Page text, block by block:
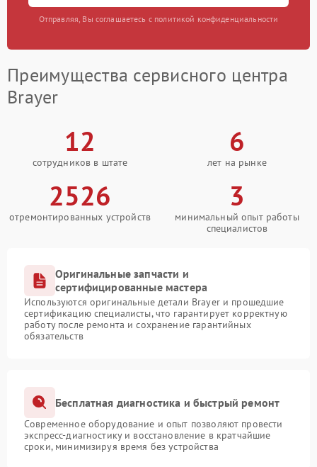
Отправляя, Вы соглашаетесь с политикой конфиденциальности
Преимущества сервисного центра
Brayer
12
сотрудников в штате
6
лет на рынке
2526
отремонтированных устройств
3
минимальный опыт работы
специалистов
Оригинальные запчасти и
сертифицированные мастера
Используются оригинальные детали Brayer и прошедшие
сертификацию специалисты, что гарантирует корректную
работу после ремонта и сохранение гарантийных
обязательств
Бесплатная диагностика и быстрый ремонт
Современное оборудование и опыт позволяют провести
экспресс-диагностику и восстановление в кратчайшие
сроки, минимизируя время без устройства